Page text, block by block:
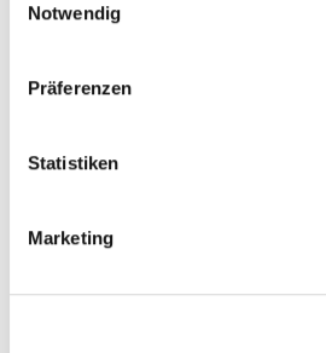
Notwendig
Präferenzen
Statistiken
Marketing
1. Mai 2022
durch eine Jury
Truppe
(Präsentation, Unterlagen,